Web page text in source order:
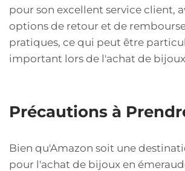
pour son excellent service client,
options de retour et de
pratiques, ce qui peut être
important lors de l'achat de
Précautions à
Bien qu'Amazon soit une
pour l'achat de bijoux en